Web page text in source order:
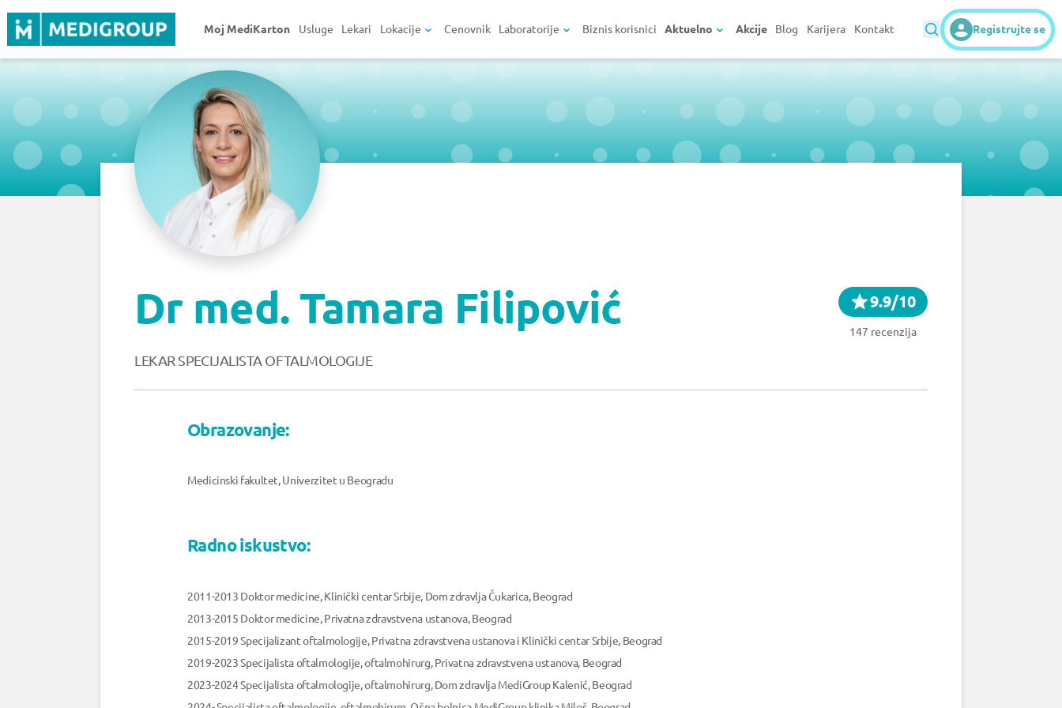
Moj MediKarton Usluge Lekari Lokacije Cenovnik Laboratorije Biznis korisnici Aktuelno Akcije Blog Karijera Kontakt Registrujte se
Dr med. Tamara Filipović
LEKAR SPECIJALISTA OFTALMOLOGIJE
9.9/10
147 recenzija
Obrazovanje:
Medicinski fakultet, Univerzitet u Beogradu
Radno iskustvo:
2011-2013 Doktor medicine, Klinički centar Srbije, Dom zdravlja Čukarica, Beograd
2013-2015 Doktor medicine, Privatna zdravstvena ustanova, Beograd
2015-2019 Specijalizant oftalmologije, Privatna zdravstvena ustanova i Klinički centar Srbije, Beograd
2019-2023 Specijalista oftalmologije, oftalmohirurg, Privatna zdravstvena ustanova, Beograd
2023-2024 Specijalista oftalmologije, oftalmohirurg, Dom zdravlja MediGroup Kalenić, Beograd